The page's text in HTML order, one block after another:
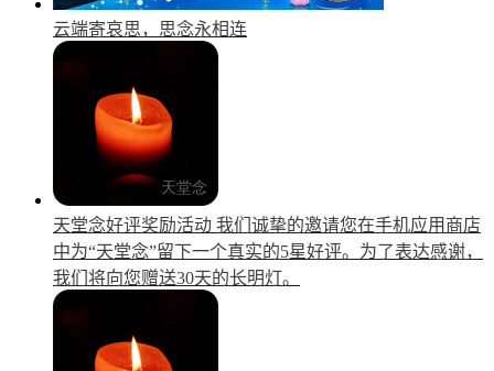
云端寄哀思，思念永相连
天堂念好评奖励活动 我们诚挚的邀请您在手机应用商店
中为“天堂念”留下一个真实的5星好评。为了表达感谢，
我们将向您赠送30天的长明灯。